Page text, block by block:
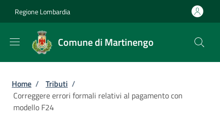
Regione Lombardia
Comune di Martinengo
Briciole di pane
Home / Tributi /
Correggere errori formali relativi al pagamento con
modello F24